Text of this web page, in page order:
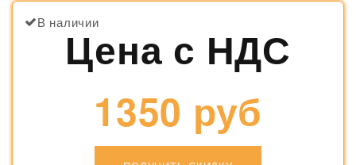
В наличииЦена с НДС
1350 руб